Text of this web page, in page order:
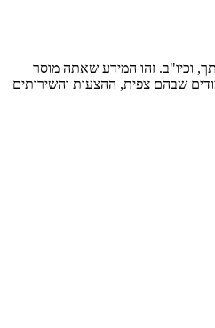
וכיו"ב. זהו המידע שאתה מוסר
שבהם צפית, ההצעות והשירותים